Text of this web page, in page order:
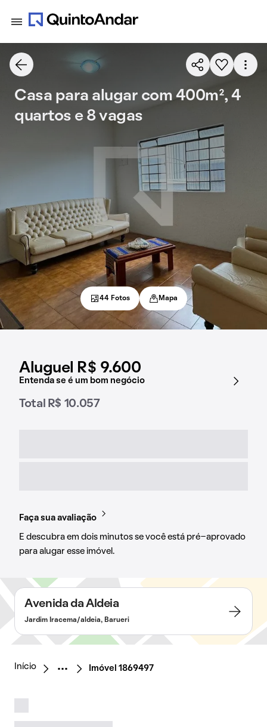
Aluguel R$ 9.600
Entenda se é um bom negócio
Total R$ 10.057
Faça sua avaliação
E descubra em dois minutos se você está pré-aprovado
para alugar esse imóvel.
Casa para alugar com 400m², 4
quartos e 8 vagas
44 Fotos Mapa
Avenida da Aldeia
Jardim Iracema/aldeia, Barueri
Início Imóvel 1869497